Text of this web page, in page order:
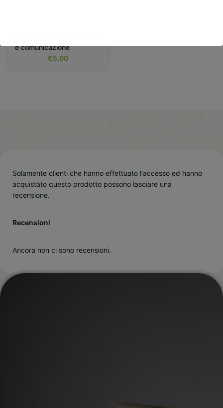
e comunicazione
€5,00
Recensioni
Ancora non ci sono recensioni.
Solamente clienti che hanno effettuato l'accesso ed hanno
acquistato questo prodotto possono lasciare una
recensione.